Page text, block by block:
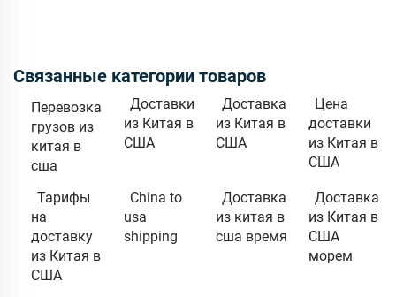
Связанные категории товаров
Перевозка
грузов из
китая в
сша
Доставки
из Китая в
США
Доставка
из Китая в
США
Цена
доставки
из Китая в
США
Тарифы
на
доставку
из Китая в
США
China to
usa
shipping
Доставка
из китая в
сша время
Доставка
из Китая в
США
морем